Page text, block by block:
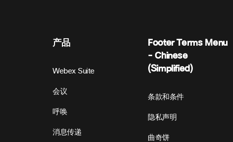
产品
Webex Suite
会议
呼唤
消息传递
Footer Terms Menu
- Chinese
(Simplified)
条款和条件
隐私声明
曲奇饼